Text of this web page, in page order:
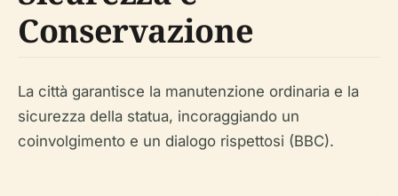
Conservazione
La città garantisce la manutenzione ordinaria e la
sicurezza della statua, incoraggiando un
coinvolgimento e un dialogo rispettosi (BBC).